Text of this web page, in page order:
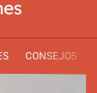
CONSEJOS